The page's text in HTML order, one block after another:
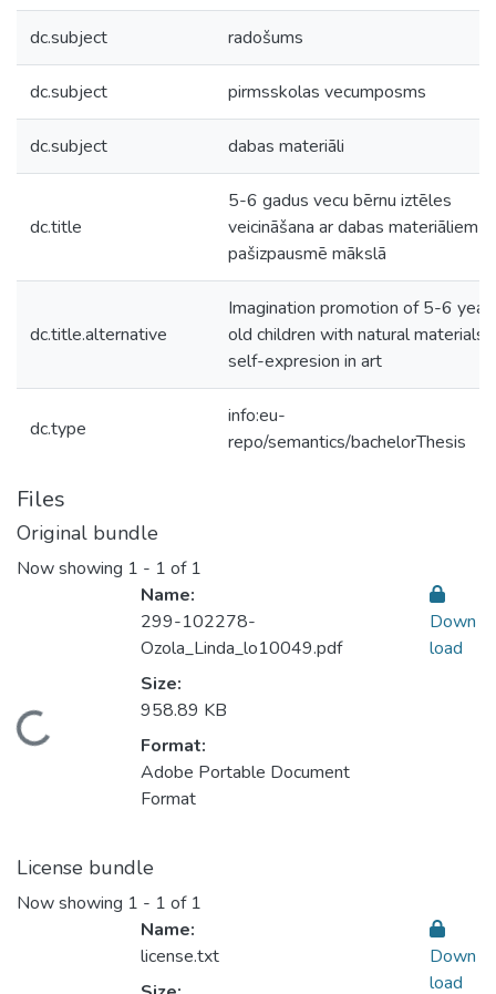
dc.subject radošums
dc.subject pirmsskolas vecumposms
dc.subject dabas materiāli
dc.title
5-6 gadus vecu bērnu iztēles
veicināšana ar dabas materiāliem
pašizpausmē mākslā
dc.title.alternative
Imagination promotion of 5-6
old children with natural materials
self-expresion in art
dc.type
info:eu-
repo/semantics/bachelorThesis
Files
Original bundle
Now showing 1 - 1 of 1
Loading...
Name:
299-102278-
Ozola_Linda_lo10049.pdf
Size:
958.89 KB
Format:
Adobe Portable Document
Format
Down
load
License bundle
Now showing 1 - 1 of 1
Name:
license.txt
Down
load